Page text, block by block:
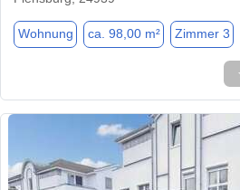
Wohnung ca. 98,00 m² Zimmer 3